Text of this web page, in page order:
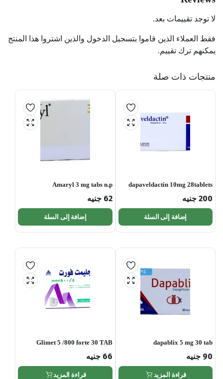
لا توجد تقييمات بعد.
فقط العملاء الذين قاموا بتسجيل الدخول والذين اشتروا هذا المنتج
يمكنهم ترك تقييم.
منتجات ذات صلة
dapaveldactin 10mg 28tablets
200 جنيه
إضافة إلى السلة
Amaryl 3 mg tabs n.p
62 جنيه
إضافة إلى السلة
dapablix 5 mg 30 tab
90 جنيه
قراءة المزيد
Glimet 5 /800 forte 30 TAB
66 جنيه
قراءة المزيد